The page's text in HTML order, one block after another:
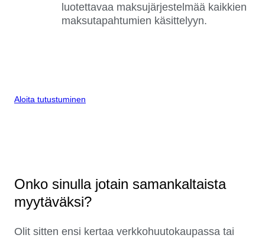
luotettavaa maksujärjestelmää kaikkien
maksutapahtumien käsittelyyn.
Aloita tutustuminen
Onko sinulla jotain samankaltaista
myytäväksi?
Olit sitten ensi kertaa verkkohuutokaupassa tai